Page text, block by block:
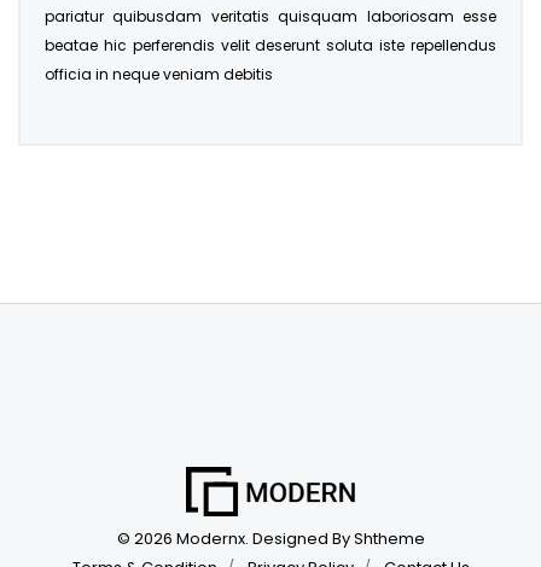
pariatur quibusdam veritatis quisquam laboriosam esse
beatae hic perferendis velit deserunt soluta iste repellendus
officia in neque veniam debitis
© 2026 Modernx. Designed By Shtheme